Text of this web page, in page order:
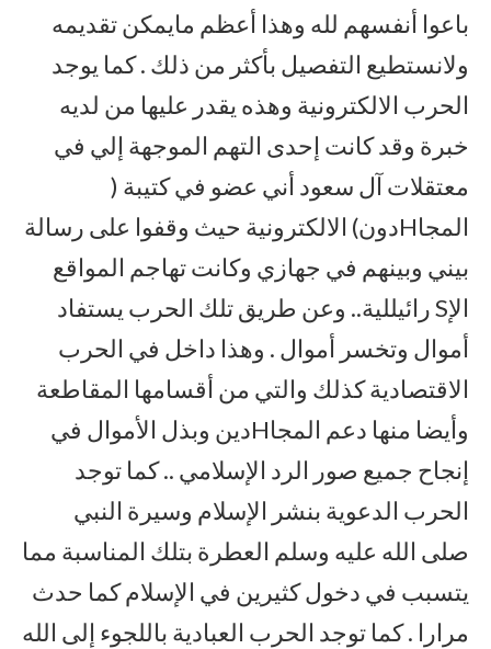
باعوا أنفسهم لله وهذا أعظم مايمكن تقديمه
ولانستطيع التفصيل بأكثر من ذلك . كما يوجد
الحرب الالكترونية وهذه يقدر عليها من لديه
خبرة وقد كانت إحدى التهم الموجهة إلي في
معتقلات آل سعود أني عضو في كتيبة (
المجاHدون) الالكترونية حيث وقفوا على رسالة
بيني وبينهم في جهازي وكانت تهاجم المواقع
الإS رائيللية.. وعن طريق تلك الحرب يستفاد
أموال وتخسر أموال . وهذا داخل في الحرب
الاقتصادية كذلك والتي من أقسامها المقاطعة
وأيضا منها دعم المجاHدين وبذل الأموال في
إنجاح جميع صور الرد الإسلامي .. كما توجد
الحرب الدعوية بنشر الإسلام وسيرة النبي
صلى الله عليه وسلم العطرة بتلك المناسبة مما
يتسبب في دخول كثيرين في الإسلام كما حدث
مرارا . كما توجد الحرب العبادية باللجوء إلى الله